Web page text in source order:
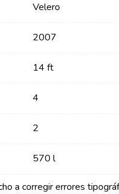
Velero
2007
14 ft
4
2
570 l
a corregir errores
Catamaranes
Catamaranes a Motor